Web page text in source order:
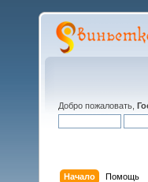
Добро пожаловать,
Начало Помощь